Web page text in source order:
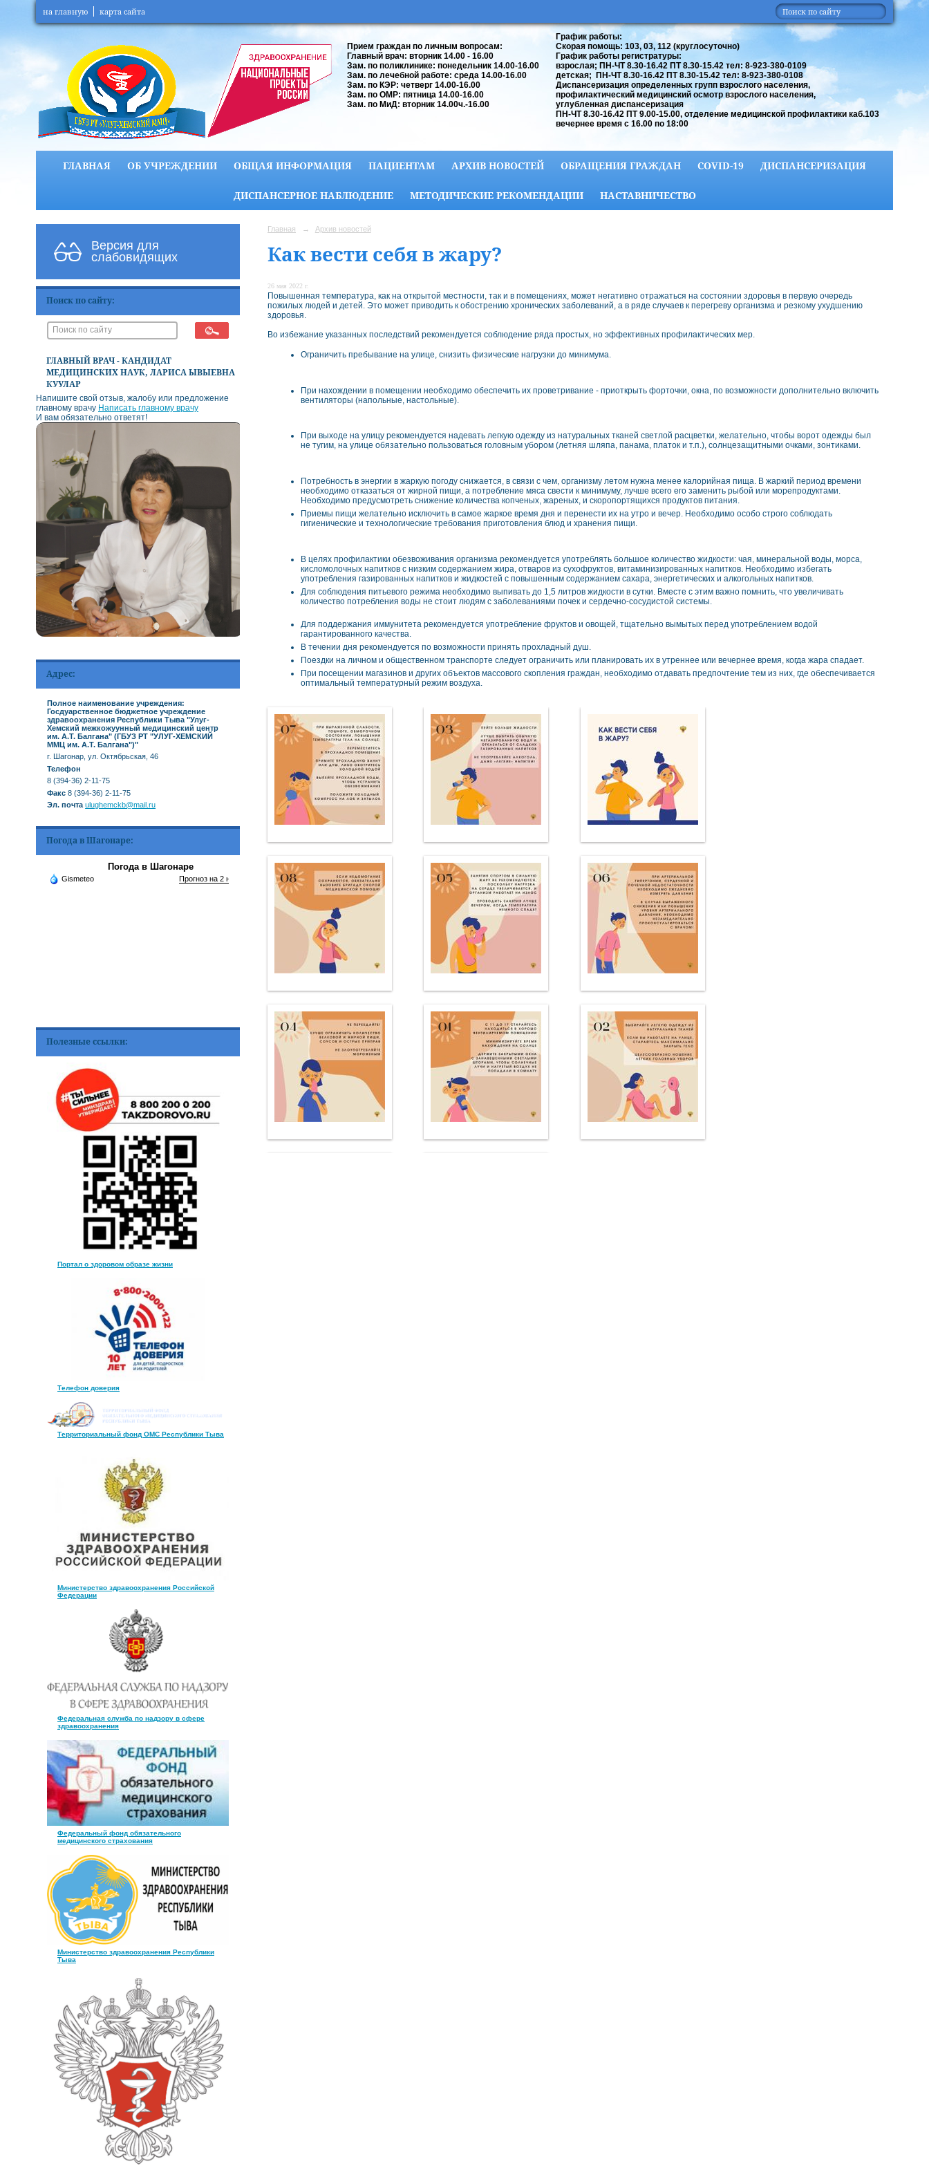
на главную карта сайта
Прием граждан по личным вопросам:
Главный врач: вторник 14.00 - 16.00
Зам. по поликлинике: понедельник 14.00-16.00
Зам. по лечебной работе: среда 14.00-16.00
Зам. по КЭР: четверг 14.00-16.00
Зам. по ОМР: пятница 14.00-16.00
Зам. по МиД: вторник 14.00ч.-16.00
График работы:
Скорая помощь: 103, 03, 112 (круглосуточно)
График работы регистратуры:
взрослая; ПН-ЧТ 8.30-16.42 ПТ 8.30-15.42 тел: 8-923-380-0109
детская; ПН-ЧТ 8.30-16.42 ПТ 8.30-15.42 тел: 8-923-380-0108
Диспансеризация определенных групп взрослого населения,
профилактический медицинский осмотр взрослого населения,
углубленная диспансеризация
ПН-ЧТ 8.30-16.42 ПТ 9.00-15.00, отделение медицинской профилактики каб.103
вечернее время с 16.00 по 18:00
ГЛАВНАЯ ОБ УЧРЕЖДЕНИИ ОБЩАЯ ИНФОРМАЦИЯ ПАЦИЕНТАМ АРХИВ НОВОСТЕЙ ОБРАЩЕНИЯ ГРАЖДАН COVID-19 ДИСПАНСЕРИЗАЦИЯ
ДИСПАНСЕРНОЕ НАБЛЮДЕНИЕ МЕТОДИЧЕСКИЕ РЕКОМЕНДАЦИИ НАСТАВНИЧЕСТВО
Версия для
слабовидящих
Поиск по сайту:
ГЛАВНЫЙ ВРАЧ - КАНДИДАТ
МЕДИЦИНСКИХ НАУК, ЛАРИСА ЫВЫЕВНА
КУУЛАР
Напишите свой отзыв, жалобу или предложение
главному врачу Написать главному врачу
И вам обязательно ответят!
Адрес:
Полное наименование учреждения:
Госдуарственное бюджетное учреждение
здравоохранения Республики Тыва "Улуг-
Хемский межкожуунный медицинский центр
им. А.Т. Балгана" (ГБУЗ РТ "УЛУГ-ХЕМСКИЙ
ММЦ им. А.Т. Балгана")"
г. Шагонар, ул. Октябрьская, 46
Телефон
8 (394-36) 2-11-75
Факс 8 (394-36) 2-11-75
Эл. почта ulughemckb@mail.ru
Погода в Шагонаре:
Погода в Шагонаре
Gismeteo Прогноз на 2 недели
Полезные ссылки:
Портал о здоровом образе жизни
Телефон доверия
Территориальный фонд ОМС Республики Тыва
Министерство здравоохранения Российской
Федерации
Федеральная служба по надзору в сфере
здравоохранения
Федеральный фонд обязательного
медицинского страхования
Министерство здравоохранения Республики
Тыва
Главная → Архив новостей
Как вести себя в жару?
26 мая 2022 г.
Повышенная температура, как на открытой местности, так и в помещениях, может негативно отражаться на состоянии здоровья в первую очередь
пожилых людей и детей. Это может приводить к обострению хронических заболеваний, а в ряде случаев к перегреву организма и резкому ухудшению
здоровья.
Во избежание указанных последствий рекомендуется соблюдение ряда простых, но эффективных профилактических мер.
Ограничить пребывание на улице, снизить физические нагрузки до минимума.
При нахождении в помещении необходимо обеспечить их проветривание - приоткрыть форточки, окна, по возможности дополнительно включить
вентиляторы (напольные, настольные).
При выходе на улицу рекомендуется надевать легкую одежду из натуральных тканей светлой расцветки, желательно, чтобы ворот одежды был
не тугим, на улице обязательно пользоваться головным убором (летняя шляпа, панама, платок и т.п.), солнцезащитными очками, зонтиками.
Потребность в энергии в жаркую погоду снижается, в связи с чем, организму летом нужна менее калорийная пища. В жаркий период времени
необходимо отказаться от жирной пищи, а потребление мяса свести к минимуму, лучше всего его заменить рыбой или морепродуктами.
Необходимо предусмотреть снижение количества копченых, жареных, и скоропортящихся продуктов питания.
Приемы пищи желательно исключить в самое жаркое время дня и перенести их на утро и вечер. Необходимо особо строго соблюдать
гигиенические и технологические требования приготовления блюд и хранения пищи.
В целях профилактики обезвоживания организма рекомендуется употреблять большое количество жидкости: чая, минеральной воды, морса,
кисломолочных напитков с низким содержанием жира, отваров из сухофруктов, витаминизированных напитков. Необходимо избегать
употребления газированных напитков и жидкостей с повышенным содержанием сахара, энергетических и алкогольных напитков.
Для соблюдения питьевого режима необходимо выпивать до 1,5 литров жидкости в сутки. Вместе с этим важно помнить, что увеличивать
количество потребления воды не стоит людям с заболеваниями почек и сердечно-сосудистой системы.
Для поддержания иммунитета рекомендуется употребление фруктов и овощей, тщательно вымытых перед употреблением водой
гарантированного качества.
В течении дня рекомендуется по возможности принять прохладный душ.
Поездки на личном и общественном транспорте следует ограничить или планировать их в утреннее или вечернее время, когда жара спадает.
При посещении магазинов и других объектов массового скопления граждан, необходимо отдавать предпочтение тем из них, где обеспечивается
оптимальный температурный режим воздуха.